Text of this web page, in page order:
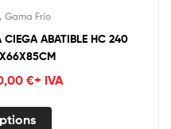
, Gama Frío
ABATIBLE HC 240
€+ IVA